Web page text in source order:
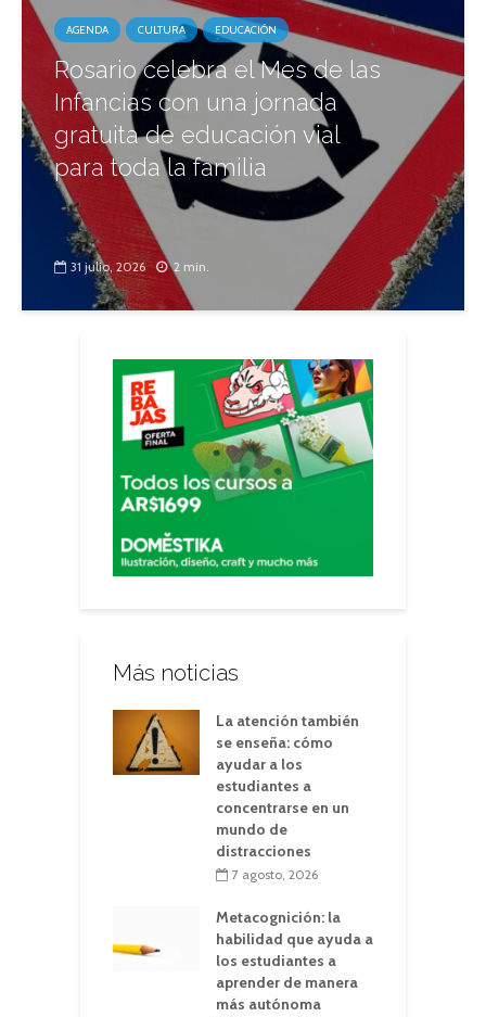
AGENDA CULTURA EDUCACIÓN
Rosario celebra el Mes de las
Infancias con una jornada
gratuita de educación vial
para toda la familia
31 julio, 2026 2 min.
Más noticias
La atención también
se enseña: cómo
ayudar a los
estudiantes a
concentrarse en un
mundo de
distracciones
7 agosto, 2026
Metacognición: la
habilidad que ayuda a
los estudiantes a
aprender de manera
más autónoma